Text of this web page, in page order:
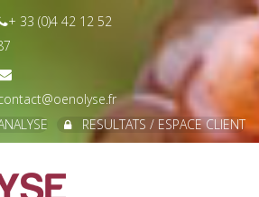
+ 33 (0)4 42 12 52
RESULTATS / ESPACE CLIENT